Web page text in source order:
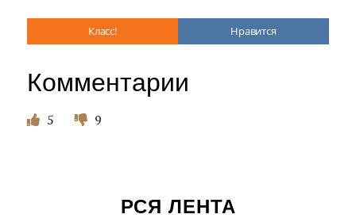
Класс! Нравится
Комментарии
5 9
РСЯ ЛЕНТА